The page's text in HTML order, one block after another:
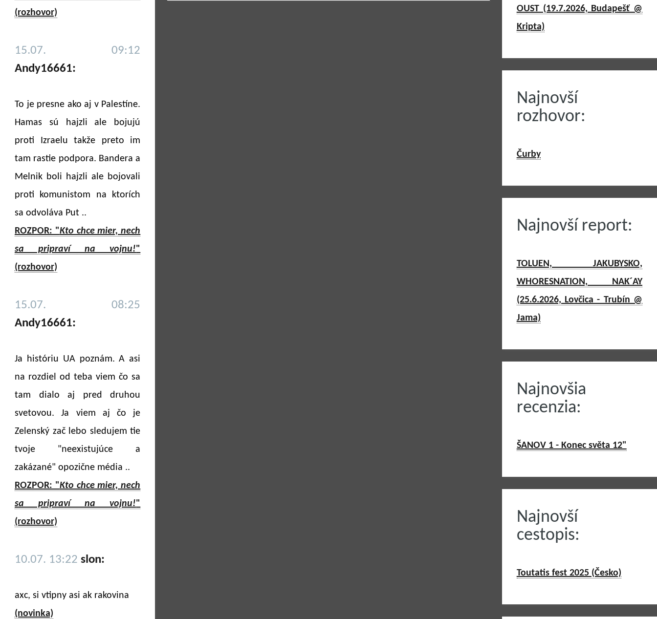
(rozhovor)
15.07. 09:12
Andy16661:
To je presne ako aj v Palestíne.
Hamas sú hajzli ale bojujú
proti Izraelu takže preto im
tam rastie podpora. Bandera a
Melnik boli hajzli ale bojovali
proti komunistom na ktorích
sa odvoláva Put ..
ROZPOR: "Kto chce mier, nech
sa pripraví na vojnu!"
(rozhovor)
15.07. 08:25
Andy16661:
Ja históriu UA poznám. A asi
na rozdiel od teba viem čo sa
tam dialo aj pred druhou
svetovou. Ja viem aj čo je
Zelenský zač lebo sledujem tie
tvoje "neexistujúce a
zakázané" opozične média ..
ROZPOR: "Kto chce mier, nech
sa pripraví na vojnu!"
(rozhovor)
10.07. 13:22 slon:
axc, si vtipny asi ak rakovina
(novinka)
OUST (19.7.2026, Budapešť @
Kripta)
Najnovší
rozhovor:
Čurby
Najnovší report:
TOLUEN, JAKUBYSKO,
WHORESNATION, NAK´AY
(25.6.2026, Lovčica - Trubín @
Jama)
Najnovšia
recenzia:
ŠANOV 1 - Konec světa 12"
Najnovší
cestopis:
Toutatis fest 2025 (Česko)